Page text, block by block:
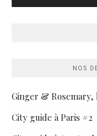
NOS
Ginger & Rosemary,
City guide à Paris #2